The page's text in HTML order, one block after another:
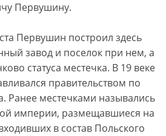
Первушину.
Первушин построил здесь
завод и поселок при нем, а
статуса местечка. В 19 веке
правительством по
Ранее местечками назывались
империи, размещавшиеся на
в состав Польского